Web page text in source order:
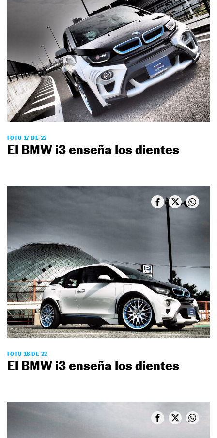
FOTO 17 DE 22
El BMW i3 enseña los dientes
FOTO 18 DE 22
El BMW i3 enseña los dientes